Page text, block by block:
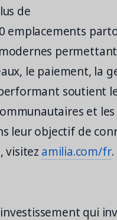
de
emplacements
permettant
le paiement, la
soutient
et les
leur objectif de
visitez amilia.com/fr.
qui